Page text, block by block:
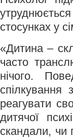
стосунках у
«Дитина –
часто
нічого.
реагувати
дитячої
скандали,